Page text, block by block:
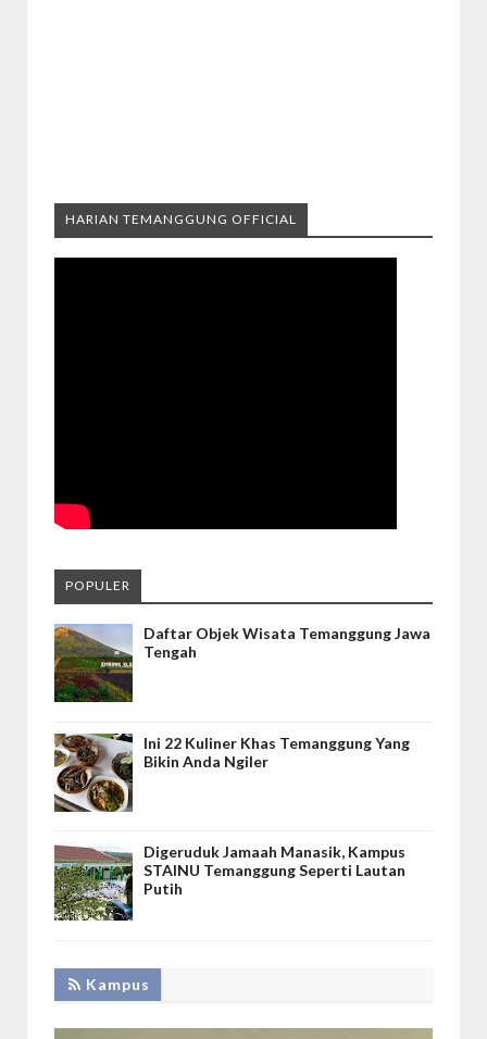
HARIAN TEMANGGUNG OFFICIAL
POPULER
Daftar Objek Wisata Temanggung Jawa
Tengah
Ini 22 Kuliner Khas Temanggung Yang
Bikin Anda Ngiler
Digeruduk Jamaah Manasik, Kampus
STAINU Temanggung Seperti Lautan
Putih
Kampus